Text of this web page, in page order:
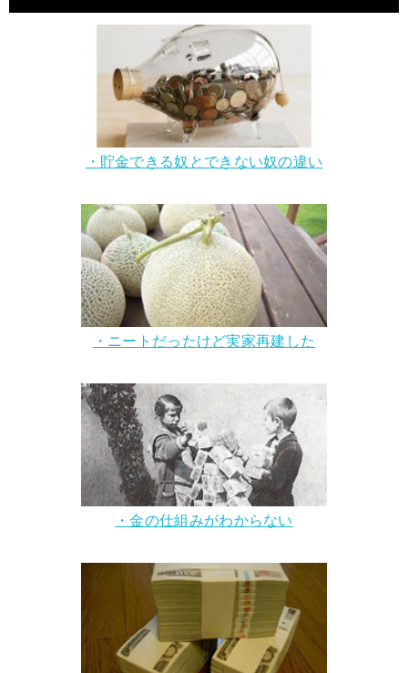
・貯金できる奴とできない奴の違い
・ニートだったけど実家再建した
・金の仕組みがわからない